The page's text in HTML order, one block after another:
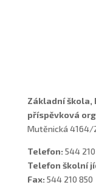
Základní škola,
příspěvková
Mutěnická 4164/
Telefon: 544
Telefon školní
Fax: 544 210 850